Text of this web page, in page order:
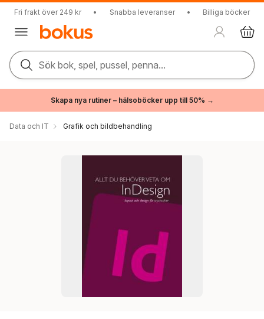
Fri frakt över 249 kr • Snabba leveranser • Billiga böcker
Sök bok, spel, pussel, penna...
Skapa nya rutiner – hälsoböcker upp till 50% →
Data och IT Grafik och bildbehandling